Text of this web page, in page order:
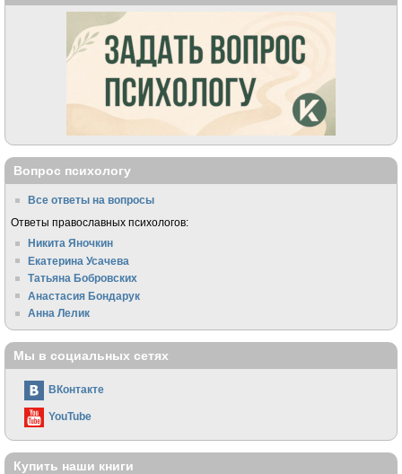
Вопрос психологу
Все ответы на вопросы
Ответы православных психологов:
Никита Яночкин
Екатерина Усачева
Татьяна Бобровских
Анастасия Бондарук
Анна Лелик
Мы в социальных сетях
ВКонтакте
YouTube
Купить наши книги